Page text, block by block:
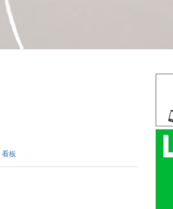
看板